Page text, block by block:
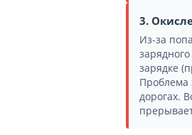
3.
Из-за
зарядке
Проблема
дорогах.